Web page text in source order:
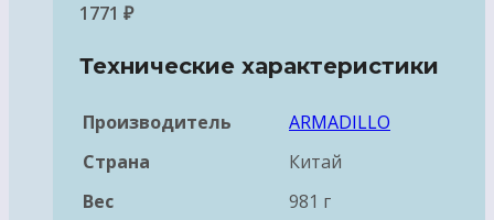
1771 ₽
Технические характеристики
Производитель
ARMADILLO
Страна
Китай
Вес
981 г